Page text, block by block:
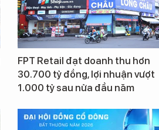
FPT Retail đạt doanh thu hơn
30.700 tỷ đồng, lợi nhuận vượt
1.000 tỷ sau nửa đầu năm